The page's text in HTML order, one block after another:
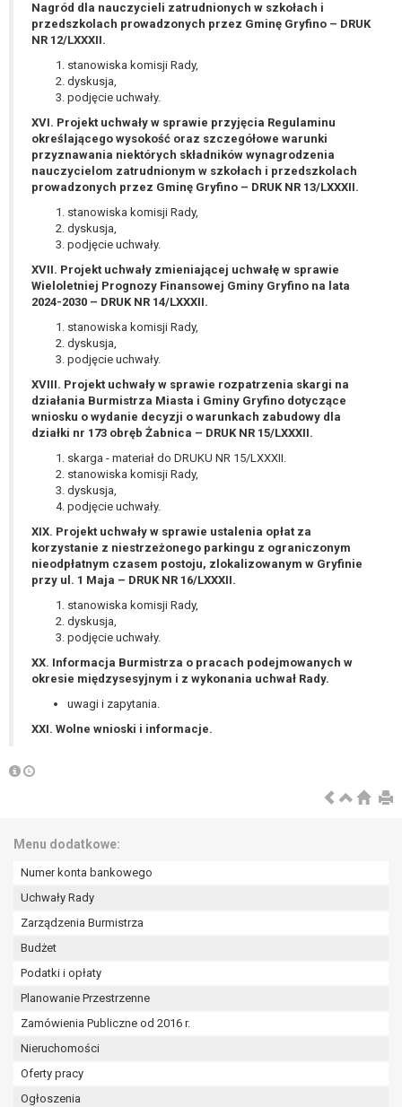
Nagród dla nauczycieli zatrudnionych w szkołach i
przedszkolach prowadzonych przez Gminę Gryfino – DRUK
NR 12/LXXXII.
stanowiska komisji Rady,
dyskusja,
podjęcie uchwały.
XVI. Projekt uchwały w sprawie przyjęcia Regulaminu
określającego wysokość oraz szczegółowe warunki
przyznawania niektórych składników wynagrodzenia
nauczycielom zatrudnionym w szkołach i przedszkolach
prowadzonych przez Gminę Gryfino – DRUK NR 13/LXXXII.
stanowiska komisji Rady,
dyskusja,
podjęcie uchwały.
XVII. Projekt uchwały zmieniającej uchwałę w sprawie
Wieloletniej Prognozy Finansowej Gminy Gryfino na lata
2024-2030 – DRUK NR 14/LXXXII.
stanowiska komisji Rady,
dyskusja,
podjęcie uchwały.
XVIII. Projekt uchwały w sprawie rozpatrzenia skargi na
działania Burmistrza Miasta i Gminy Gryfino dotyczące
wniosku o wydanie decyzji o warunkach zabudowy dla
działki nr 173 obręb Żabnica – DRUK NR 15/LXXXII.
skarga - materiał do DRUKU NR 15/LXXXII.
stanowiska komisji Rady,
dyskusja,
podjęcie uchwały.
XIX. Projekt uchwały w sprawie ustalenia opłat za
korzystanie z niestrzeżonego parkingu z ograniczonym
nieodpłatnym czasem postoju, zlokalizowanym w Gryfinie
przy ul. 1 Maja – DRUK NR 16/LXXXII.
stanowiska komisji Rady,
dyskusja,
podjęcie uchwały.
XX. Informacja Burmistrza o pracach podejmowanych w
okresie międzysesyjnym i z wykonania uchwał Rady.
uwagi i zapytania.
XXI. Wolne wnioski i informacje.
Menu dodatkowe:
Numer konta bankowego
Uchwały Rady
Zarządzenia Burmistrza
Budżet
Podatki i opłaty
Planowanie Przestrzenne
Zamówienia Publiczne od 2016 r.
Nieruchomości
Oferty pracy
Ogłoszenia